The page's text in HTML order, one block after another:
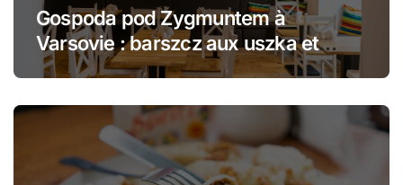
Gospoda pod Zygmuntem à
Varsovie : barszcz aux uszka et
pierogi face au Château Royal